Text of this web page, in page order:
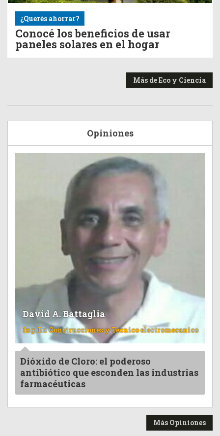
¿Querés ahorrar?
Conocé los beneficios de usar
paneles solares en el hogar
Más de Eco y Ciencia
Opiniones
David A. Battaglia
Ing. En Construcciones y Tecnico electromecanico
Dióxido de Cloro: el poderoso
antibiótico que esconden las industrias
farmacéuticas
Más Opiniones